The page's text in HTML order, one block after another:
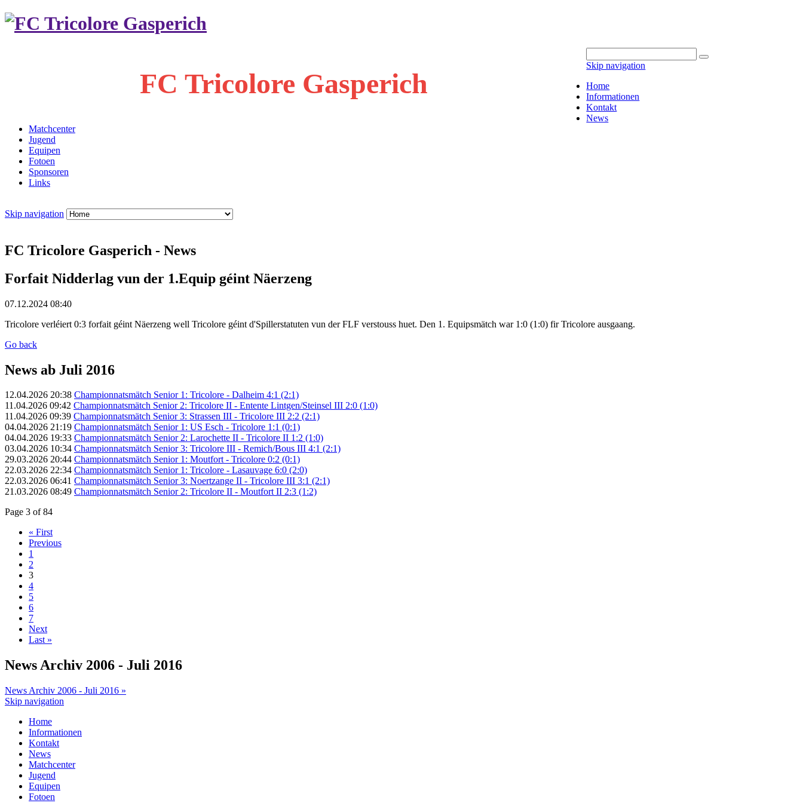
FC Tricolore Gasperich
Skip navigation
Home
Informationen
Kontakt
News
Matchcenter
Jugend
Equipen
Fotoen
Sponsoren
Links
Skip navigation
FC Tricolore Gasperich - News
Forfait Nidderlag vun der 1.Equip géint Näerzeng
07.12.2024 08:40
Tricolore verléiert 0:3 forfait géint Näerzeng well Tricolore géint d'Spillerstatuten vun der FLF verstouss huet. Den 1. Equipsmätch war 1:0 (1:0) fir Tricolore ausgaang.
Go back
News ab Juli 2016
12.04.2026 20:38 Championnatsmätch Senior 1: Tricolore - Dalheim 4:1 (2:1)
11.04.2026 09:42 Championnatsmätch Senior 2: Tricolore II - Entente Lintgen/Steinsel III 2:0 (1:0)
11.04.2026 09:39 Championnatsmätch Senior 3: Strassen III - Tricolore III 2:2 (2:1)
04.04.2026 21:19 Championnatsmätch Senior 1: US Esch - Tricolore 1:1 (0:1)
04.04.2026 19:33 Championnatsmätch Senior 2: Larochette II - Tricolore II 1:2 (1:0)
03.04.2026 10:34 Championnatsmätch Senior 3: Tricolore III - Remich/Bous III 4:1 (2:1)
29.03.2026 20:44 Championnatsmätch Senior 1: Moutfort - Tricolore 0:2 (0:1)
22.03.2026 22:34 Championnatsmätch Senior 1: Tricolore - Lasauvage 6:0 (2:0)
22.03.2026 06:41 Championnatsmätch Senior 3: Noertzange II - Tricolore III 3:1 (2:1)
21.03.2026 08:49 Championnatsmätch Senior 2: Tricolore II - Moutfort II 2:3 (1:2)
Page 3 of 84
« First
Previous
1
2
3
4
5
6
7
Next
Last »
News Archiv 2006 - Juli 2016
News Archiv 2006 - Juli 2016 »
Skip navigation
Home
Informationen
Kontakt
News
Matchcenter
Jugend
Equipen
Fotoen